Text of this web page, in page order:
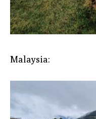
Malaysia: